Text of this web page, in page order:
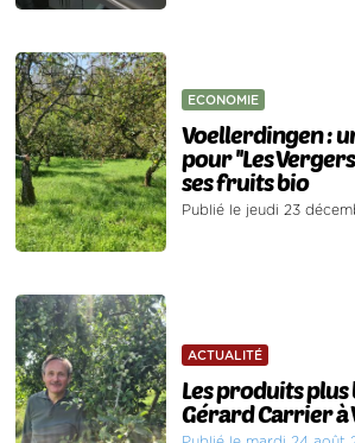
ECONOMIE
Voellerdingen :
pour ''Les
ses fruits bio
Publié le jeudi 23
ACTUALITÉ
Les produits plus
Gérard Carrier